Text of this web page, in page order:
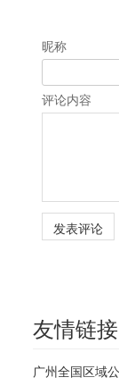
昵称
评论内容
友情链接
广州全国区域